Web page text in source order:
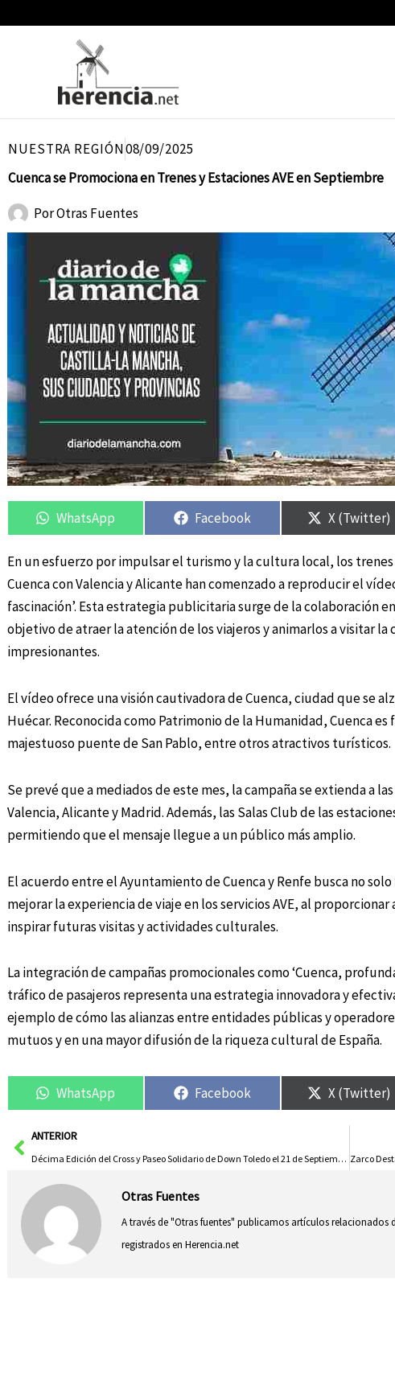
NUESTRA REGIÓN08/09/2025
Cuenca se Promociona en Trenes y Estaciones AVE en Septiembre
PorOtras Fuentes
Compartir
en
WhatsApp
Compartir
en
Facebook
Compartir
en
X (Twitter)
En un esfuerzo por impulsar el turismo y la cultura local, los
Cuenca con Valencia y Alicante han comenzado a reproducir el
fascinación’. Esta estrategia publicitaria surge de la colaboración
objetivo de atraer la atención de los viajeros y animarlos a visitar
impresionantes.
El vídeo ofrece una visión cautivadora de Cuenca, ciudad que se
Huécar. Reconocida como Patrimonio de la Humanidad, Cuenca es
majestuoso puente de San Pablo, entre otros atractivos turísticos.
Se prevé que a mediados de este mes, la campaña se extienda a
Valencia, Alicante y Madrid. Además, las Salas Club de las
permitiendo que el mensaje llegue a un público más amplio.
El acuerdo entre el Ayuntamiento de Cuenca y Renfe busca no
mejorar la experiencia de viaje en los servicios AVE, al
inspirar futuras visitas y actividades culturales.
La integración de campañas promocionales como ‘Cuenca,
tráfico de pasajeros representa una estrategia innovadora y
ejemplo de cómo las alianzas entre entidades públicas y
mutuos y en una mayor difusión de la riqueza cultural de España.
Compartir
en
WhatsApp
Compartir
en
Facebook
Compartir
en
X (Twitter)
AntANTERIOR
Décima Edición del Cross y Paseo Solidario de Down Toledo el 21 de Septiembre
Otras Fuentes
A través de "Otras fuentes" publicamos artículos
registrados en Herencia.net